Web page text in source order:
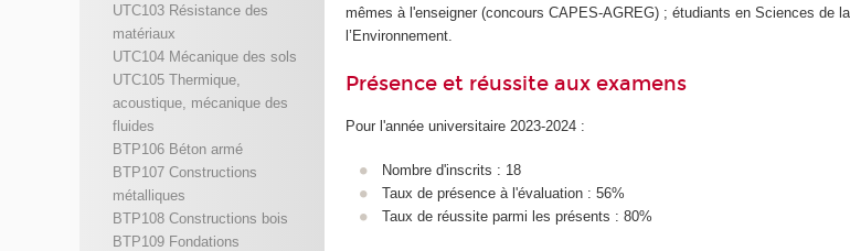
mêmes à l'enseigner (concours CAPES-AGREG) ; étudiants en Sciences de
l’Environnement.
Présence et réussite aux examens
Pour l'année universitaire 2023-2024 :
Nombre d'inscrits : 18
Taux de présence à l'évaluation : 56%
Taux de réussite parmi les présents : 80%
UTC103 Résistance des
matériaux
UTC104 Mécanique des sols
UTC105 Thermique,
acoustique, mécanique des
fluides
BTP106 Béton armé
BTP107 Constructions
métalliques
BTP108 Constructions bois
BTP109 Fondations